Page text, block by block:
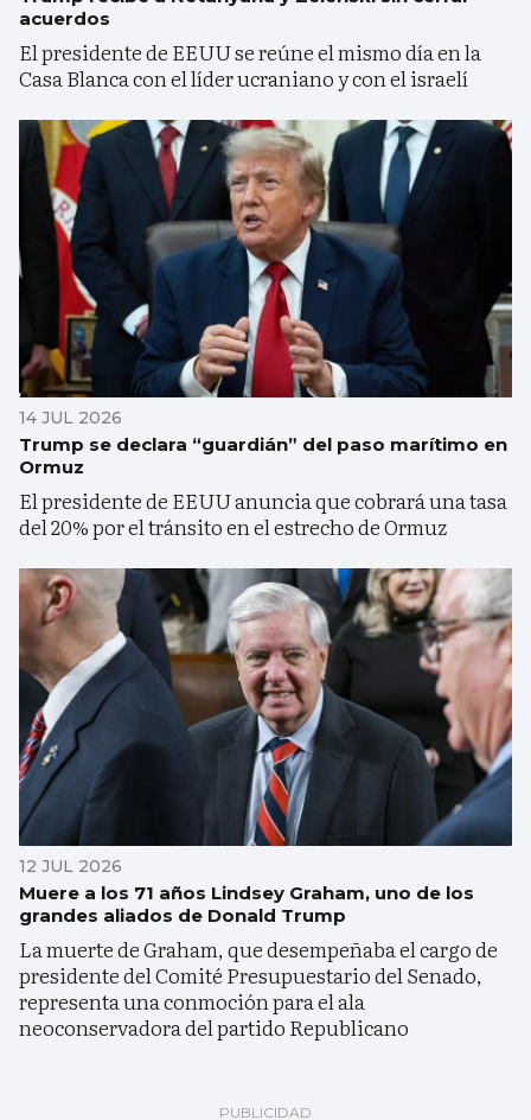
acuerdos
El presidente de EEUU se reúne el mismo día en la
Casa Blanca con el líder ucraniano y con el israelí
14 JUL 2026
Trump se declara “guardián” del paso marítimo en
Ormuz
El presidente de EEUU anuncia que cobrará una tasa
del 20% por el tránsito en el estrecho de Ormuz
12 JUL 2026
Muere a los 71 años Lindsey Graham, uno de los
grandes aliados de Donald Trump
La muerte de Graham, que desempeñaba el cargo de
presidente del Comité Presupuestario del Senado,
representa una conmoción para el ala
neoconservadora del partido Republicano